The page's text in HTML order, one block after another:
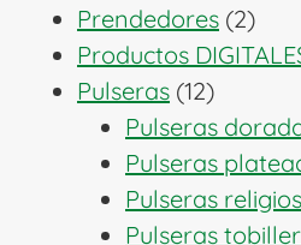
producto
Prendedores 22
Productos
Pulseras 1212
Pulseras
Pulseras
Pulseras
Pulseras